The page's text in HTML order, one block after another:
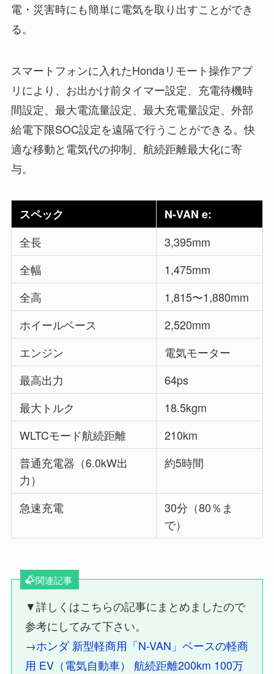
電・災害時にも簡単に電気を取り出すことができ
る。
スマートフォンに入れたHondaリモート操作アプ
リにより、お出かけ前タイマー設定、充電待機時
間設定、最大電流量設定、最大充電量設定、外部
給電下限SOC設定を遠隔で行うことができる。快
適な移動と電気代の抑制、航続距離最大化に寄
与。
スペック
N-VAN e:
全長
3,395mm
全幅
1,475mm
全高
1,815〜1,880mm
ホイールベース
2,520mm
エンジン
電気モーター
最高出力
64ps
最大トルク
18.5kgm
WLTCモード航続距離
210km
普通充電器（6.0kW出
力）
約5時間
急速充電
30分（80％ま
で）
関連記事
▼詳しくはこちらの記事にまとめましたので
参考にしてみて下さい。
→ホンダ 新型軽商用「N-VAN」ベースの軽商
用 EV（電気自動車） 航続距離200km 100万